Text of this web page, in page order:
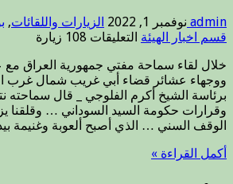
admin نوفمبر 1, 2022 الزيارات واللقائات,
قسم اخبار الهيئة التعليقات على
الجمهورية
نترقب
بحذر
وشدة
عمل
108 زيارة
خلال لقاء سماحة مفتي جمهورية العراق مع
ووجهاء عشائر قضاء أبي غريب شمال غرب
برئاسة الشيخ أكرم الفلوجي _ قال
وقرارات حكومة السيد السوداني … وقلقنا
الوقف السني … الذي أصبح ألعوبة وغنيمة
أكمل القراءة »